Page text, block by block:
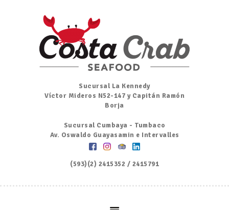
Sucursal La Kennedy
Víctor Mideros N52-147 y Capitán Ramón
Borja
Sucursal Cumbaya - Tumbaco
Av. Oswaldo Guayasamin e Intervalles
(593)(2) 2415352 / 2415791
Inicio
Nosotros
Menú
Ordena por Whatsapp
Promociones